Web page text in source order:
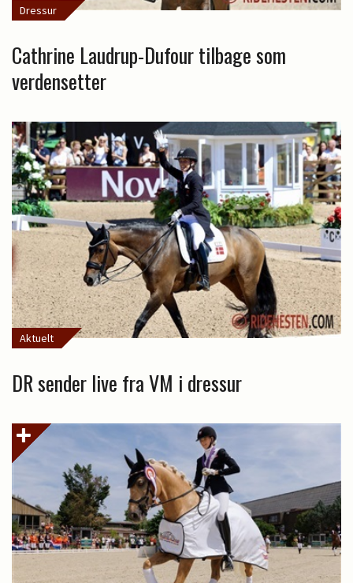
Dressur
Cathrine Laudrup-Dufour tilbage som
verdensetter
Aktuelt
DR sender live fra VM i dressur